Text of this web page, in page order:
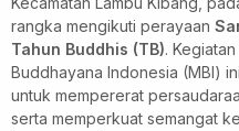
rangka mengikuti perayaan
Tahun Buddhis (TB).
Buddhayana Indonesia (MBI)
untuk mempererat
serta memperkuat semangat